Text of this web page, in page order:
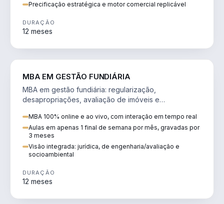
Precificação estratégica e motor comercial replicável
DURAÇÃO
12 meses
MBA EM GESTÃO FUNDIÁRIA
MBA em gestão fundiária: regularização,
desapropriações, avaliação de imóveis e
MBA 100% online e ao vivo, com interação em tempo real
Aulas em apenas 1 final de semana por mês, gravadas por
3 meses
Visão integrada: jurídica, de engenharia/avaliação e
socioambiental
DURAÇÃO
12 meses